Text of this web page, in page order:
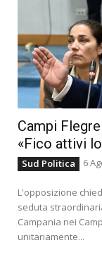
Campi
«Fico attivi
Sud Politica 6
L'opposizione
seduta
Campania nei
unitariamente...